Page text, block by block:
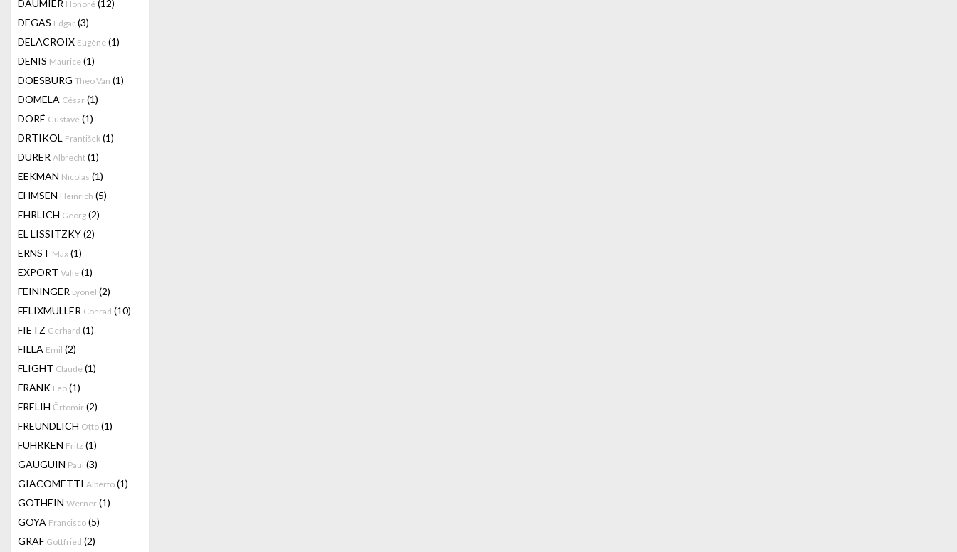
DAUMIER Honoré (12)
DEGAS Edgar (3)
DELACROIX Eugène (1)
DENIS Maurice (1)
DOESBURG Theo Van (1)
DOMELA César (1)
DORÉ Gustave (1)
DRTIKOL František (1)
DURER Albrecht (1)
EEKMAN Nicolas (1)
EHMSEN Heinrich (5)
EHRLICH Georg (2)
EL LISSITZKY(2)
ERNST Max (1)
EXPORT Valie (1)
FEININGER Lyonel (2)
FELIXMULLER Conrad (10)
FIETZ Gerhard (1)
FILLA Emil (2)
FLIGHT Claude (1)
FRANK Leo (1)
FRELIH Črtomir (2)
FREUNDLICH Otto (1)
FUHRKEN Fritz (1)
GAUGUIN Paul (3)
GIACOMETTI Alberto (1)
GOTHEIN Werner (1)
GOYA Francisco (5)
GRAF Gottfried (2)